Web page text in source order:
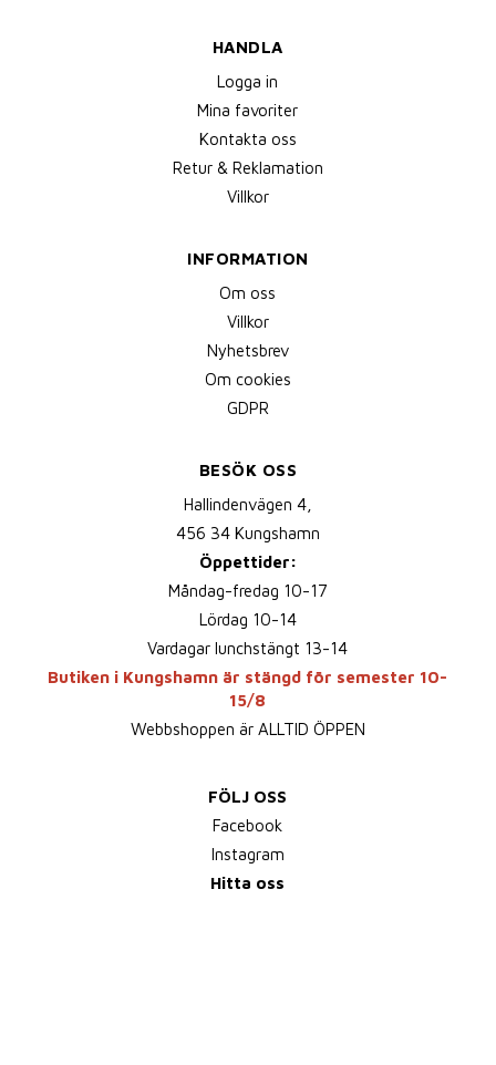
HANDLA
Logga in
Mina favoriter
Kontakta oss
Retur & Reklamation
Villkor
INFORMATION
Om oss
Villkor
Nyhetsbrev
Om cookies
GDPR
BESÖK OSS
Hallindenvägen 4,
456 34 Kungshamn
Öppettider:
Måndag-fredag 10-17
Lördag 10-14
Vardagar lunchstängt 13-14
Butiken i Kungshamn är stängd för semester 10-
15/8
Webbshoppen är ALLTID ÖPPEN
FÖLJ OSS
Facebook
Instagram
Hitta oss